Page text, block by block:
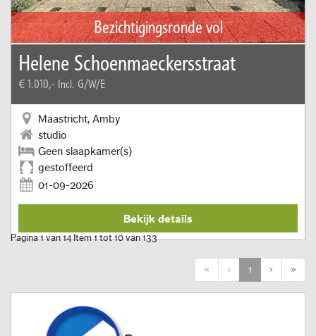
Bezichtigingsronde vol
Helene Schoenmaeckersstraat
€ 1.010,- Incl. G/W/E
Maastricht, Amby
studio
Geen slaapkamer(s)
gestoffeerd
01-09-2026
Bekijk details
Pagina 1 van 14 Item 1 tot 10 van 133
«First ‹ Previous
1 › Next»